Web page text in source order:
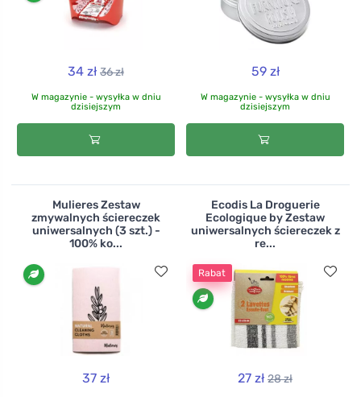
34 zł 36 zł
W magazynie - wysyłka w dniu
dzisiejszym
59 zł
W magazynie - wysyłka w dniu
dzisiejszym
Mulieres Zestaw
zmywalnych ściereczek
uniwersalnych (3 szt.) -
100% ko...
37 zł
Ecodis La Droguerie
Ecologique by Zestaw
uniwersalnych ściereczek z
re...
Rabat
27 zł 28 zł